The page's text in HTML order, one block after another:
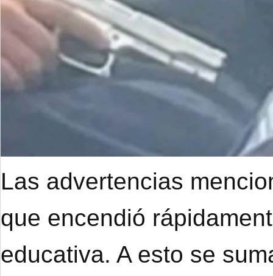
Las advertencias
que encendió
educativa. A esto se